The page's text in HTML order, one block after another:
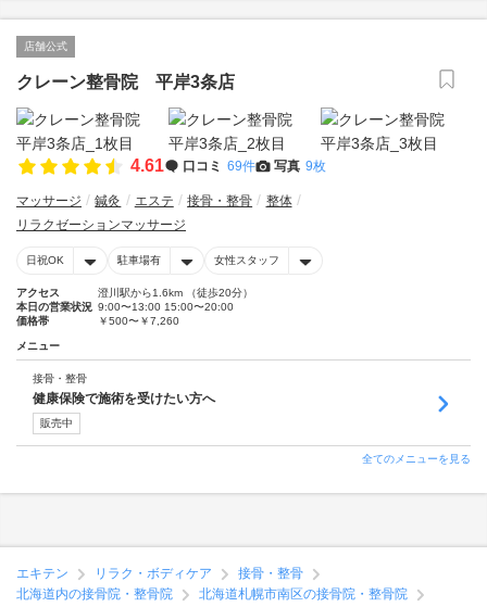
店舗公式
クレーン整骨院 平岸3条店
4.61 口コミ 69件 写真 9枚
マッサージ 鍼灸 エステ 接骨・整骨
整体
リラクゼーションマッサージ
日祝OK 駐車場有 女性スタッフ
アクセス
澄川駅から1.6km （徒歩20分）
本日の営業状況 9:00〜13:00 15:00〜20:00
価格帯
￥500〜￥7,260
メニュー
接骨・整骨
健康保険で施術を受けたい方へ
販売中
全てのメニューを見る
エキテン リラク・ボディケア
接骨・整骨
北海道内の接骨院・整骨院
北海道札幌市南区の接骨院・整骨院